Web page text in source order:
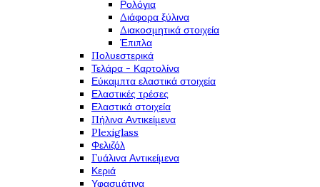
Ρολόγια
Διάφορα ξύλινα
Διακοσμητικά στοιχεία
Έπιπλα
Πολυεστερικά
Τελάρα - Καρτολίνα
Εύκαμπτα ελαστικά στοιχεία
Ελαστικές τρέσες
Ελαστικά στοιχεία
Πήλινα Αντικείμενα
Plexiglass
Φελιζόλ
Γυάλινα Αντικείμενα
Κεριά
Υφασμάτινα